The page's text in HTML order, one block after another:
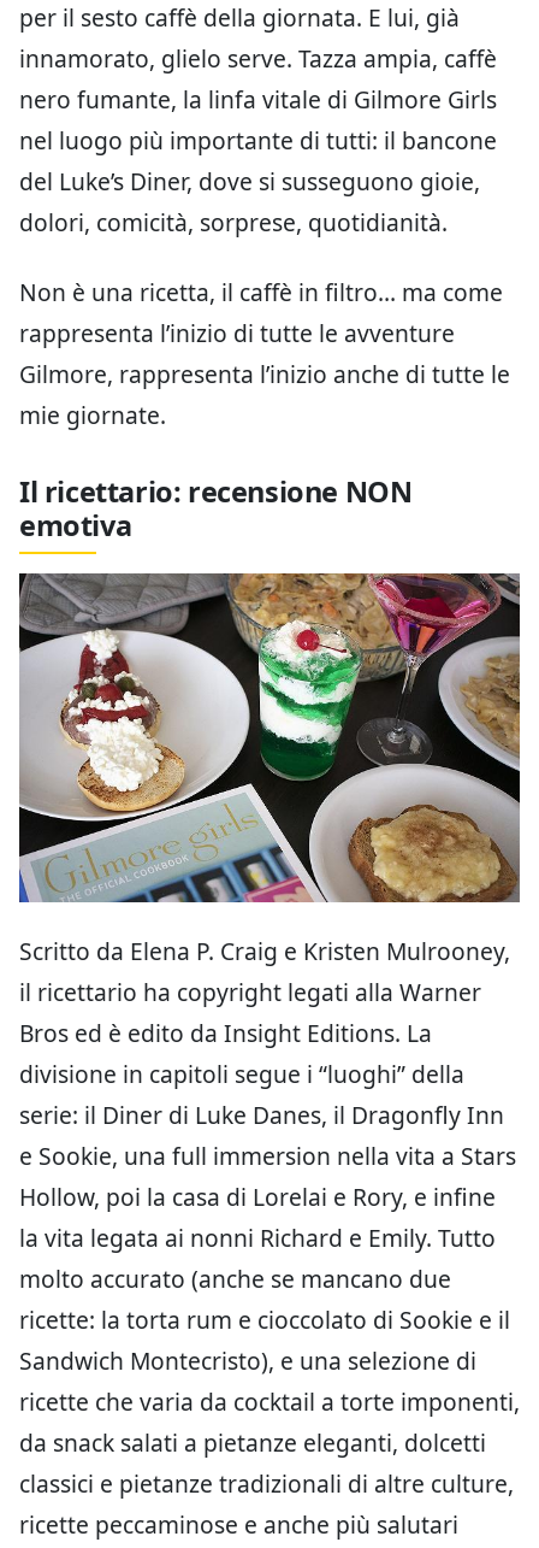
per il sesto caffè della giornata. E lui, già
innamorato, glielo serve. Tazza ampia, caffè
nero fumante, la linfa vitale di Gilmore Girls
nel luogo più importante di tutti: il bancone
del Luke’s Diner, dove si susseguono gioie,
dolori, comicità, sorprese, quotidianità.
Non è una ricetta, il caffè in filtro… ma come
rappresenta l’inizio di tutte le avventure
Gilmore, rappresenta l’inizio anche di tutte le
mie giornate.
Il ricettario: recensione NON
emotiva
Scritto da Elena P. Craig e Kristen Mulrooney,
il ricettario ha copyright legati alla Warner
Bros ed è edito da Insight Editions. La
divisione in capitoli segue i “luoghi” della
serie: il Diner di Luke Danes, il Dragonfly Inn
e Sookie, una full immersion nella vita a Stars
Hollow, poi la casa di Lorelai e Rory, e infine
la vita legata ai nonni Richard e Emily. Tutto
molto accurato (anche se mancano due
ricette: la torta rum e cioccolato di Sookie e il
Sandwich Montecristo), e una selezione di
ricette che varia da cocktail a torte imponenti,
da snack salati a pietanze eleganti, dolcetti
classici e pietanze tradizionali di altre culture,
ricette peccaminose e anche più salutari